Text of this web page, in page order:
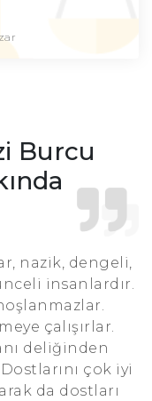
Burcu
nazik, dengeli,
insanlardır.
çalışırlar.
deliğinden
çok iyi
da dostları